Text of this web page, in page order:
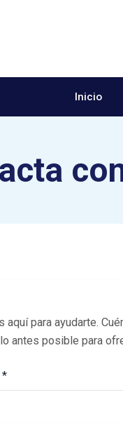
Inicio
aquí para ayudarte.
antes posible para
*